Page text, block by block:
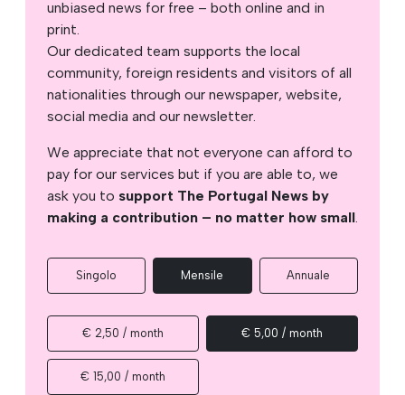
unbiased news for free – both online and in
print.
Our dedicated team supports the local
community, foreign residents and visitors of all
nationalities through our newspaper, website,
social media and our newsletter.
We appreciate that not everyone can afford to
pay for our services but if you are able to, we
ask you to support The Portugal News by
making a contribution – no matter how small.
Singolo Mensile Annuale
€ 2,50 / month € 5,00 / month
€ 15,00 / month